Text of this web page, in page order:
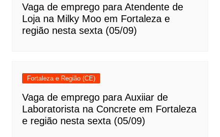
Vaga de emprego para Atendente de
Loja na Milky Moo em Fortaleza e
região nesta sexta (05/09)
Fortaleza e Região (CE)
Vaga de emprego para Auxiiar de
Laboratorista na Concrete em Fortaleza
e região nesta sexta (05/09)